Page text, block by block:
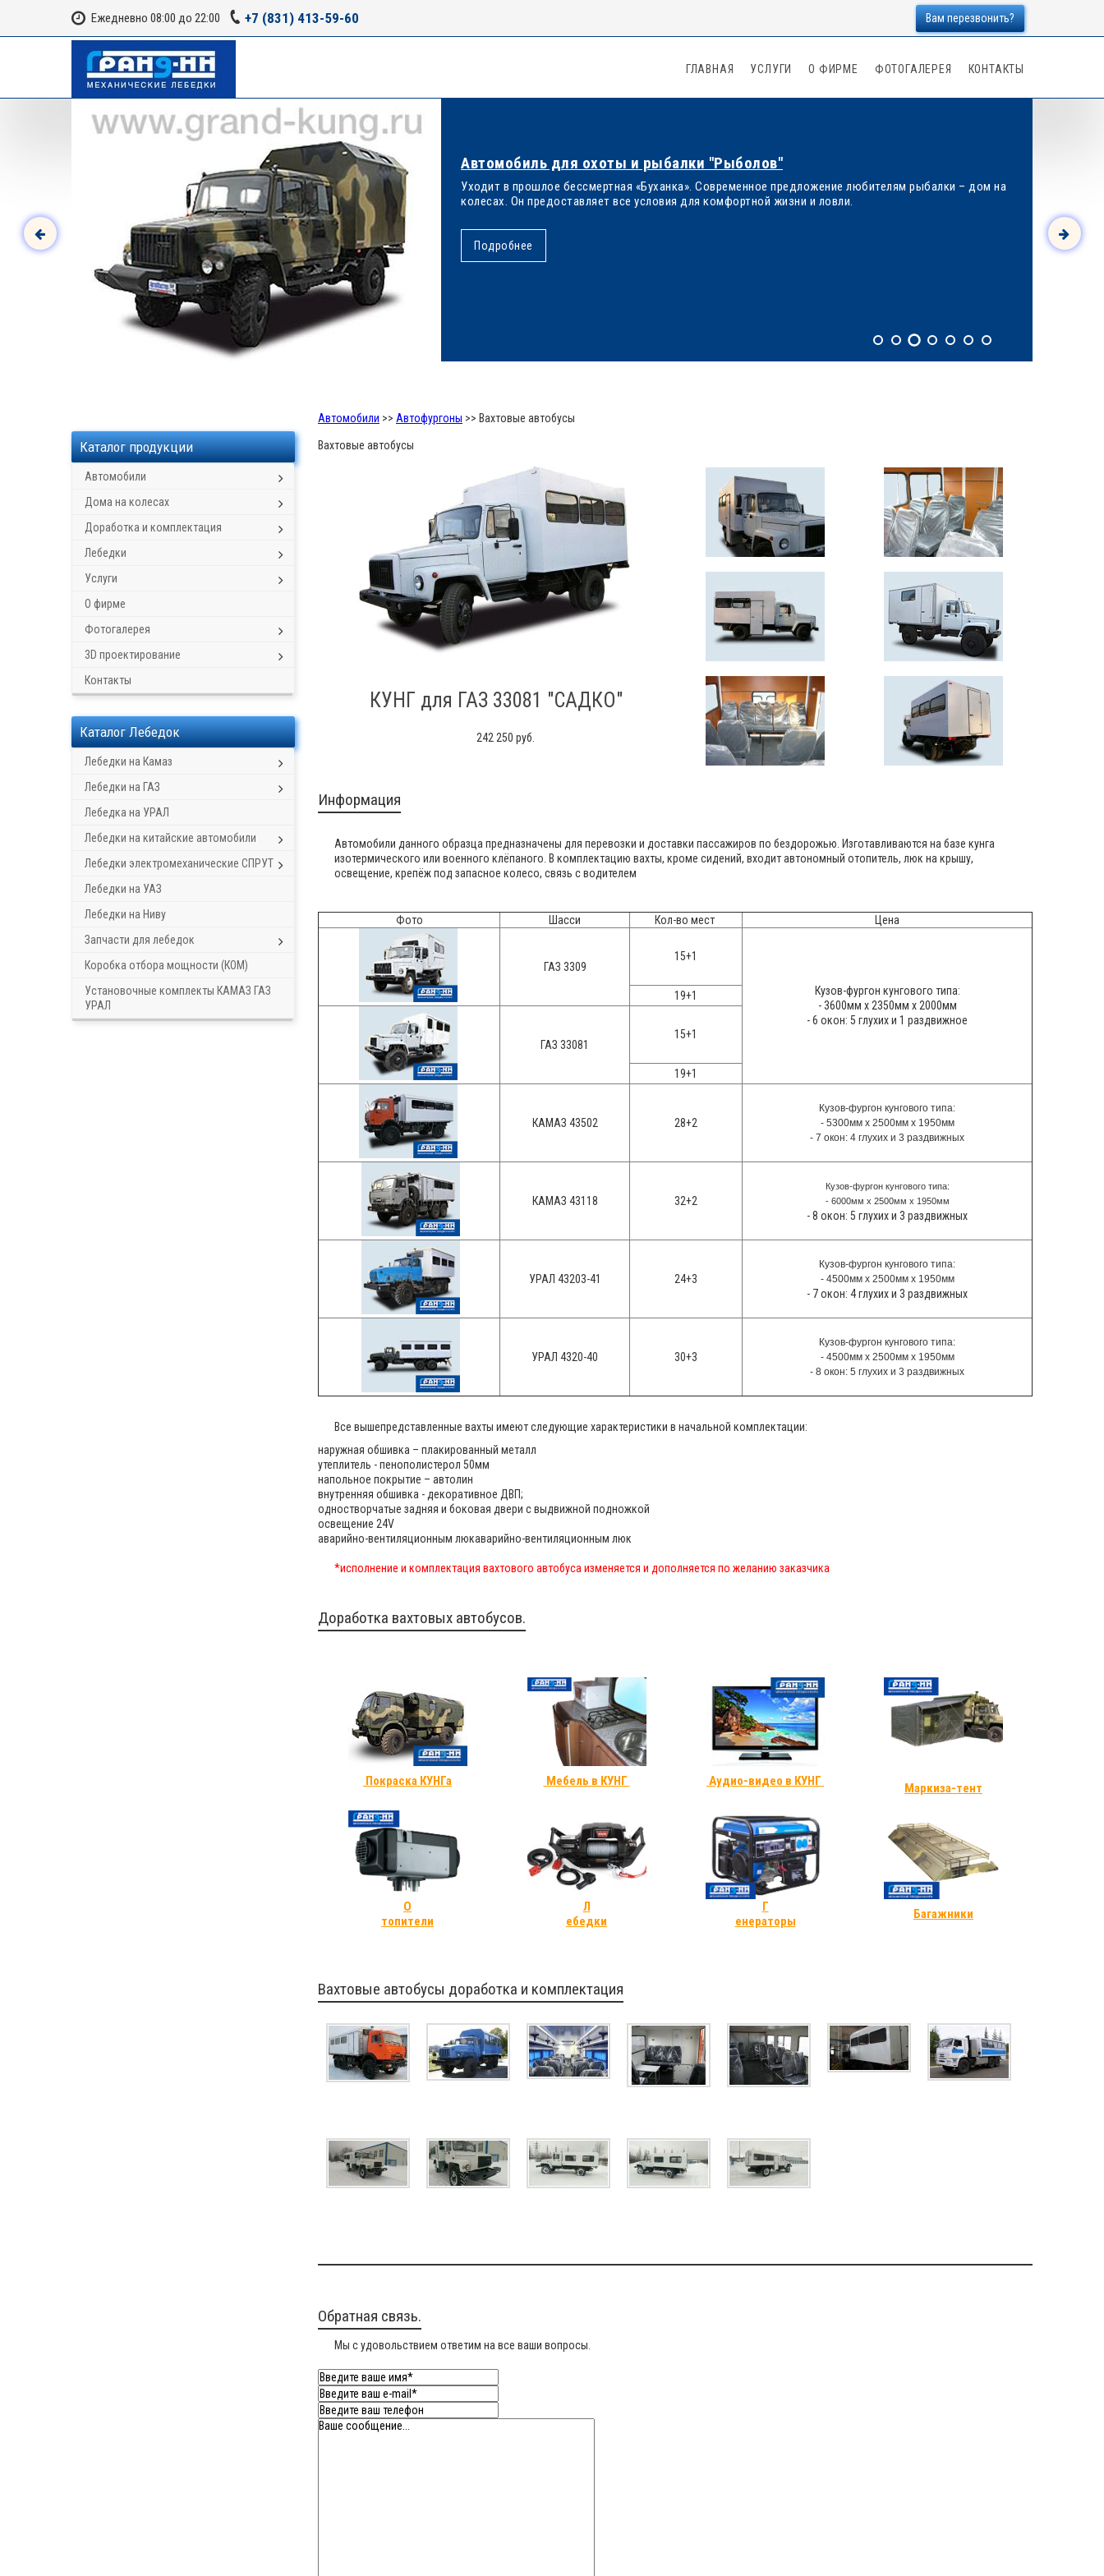
Ежедневно 08:00 до 22:00 +7 (831) 413-59-60 Вам перезвонить?
ГЛАВНАЯ УСЛУГИ О ФИРМЕ ФОТОГАЛЕРЕЯ КОНТАКТЫ
Автомобиль для охоты и рыбалки "Рыболов"
Уходит в прошлое бессмертная «Буханка». Современное предложение любителям рыбалки – дом на
колесах. Он предоставляет все условия для комфортной жизни и ловли.
Подробнее
Каталог продукции
Автомобили
Дома на колесах
Доработка и комплектация
Лебедки
Услуги
О фирме
Фотогалерея
3D проектирование
Контакты
Каталог Лебедок
Лебедки на Камаз
Лебедки на ГАЗ
Лебедка на УРАЛ
Лебедки на китайские автомобили
Лебедки электромеханические СПРУТ
Лебедки на УАЗ
Лебедки на Ниву
Запчасти для лебедок
Коробка отбора мощности (КОМ)
Установочные комплекты КАМАЗ ГАЗ
УРАЛ
Автомобили >> Автофургоны >> Вахтовые автобусы
Вахтовые автобусы
КУНГ для ГАЗ 33081 "САДКО"
242 250 руб.
Информация
Автомобили данного образца предназначены для перевозки и доставки пассажиров по бездорожью. Изготавливаются на базе кунга
изотермического или военного клёпаного. В комплектацию вахты, кроме сидений, входит автономный отопитель, люк на крышу,
освещение, крепёж под запасное колесо, связь с водителем
Фото Шасси Кол-во мест Цена
ГАЗ 3309
15+1
Кузов-фургон кунгового типа:
- 3600мм х 2350мм х 2000мм
- 6 окон: 5 глухих и 1 раздвижное
19+1
ГАЗ 33081
15+1
19+1
КАМАЗ 43502 28+2
Кузов-фургон кунгового типа:
- 5300мм х 2500мм х 1950мм
- 7 окон: 4 глухих и 3 раздвижных
КАМАЗ 43118 32+2
Кузов-фургон кунгового типа:
- 6000мм х 2500мм х 1950мм
- 8 окон: 5 глухих и 3 раздвижных
УРАЛ 43203-41 24+3
Кузов-фургон кунгового типа:
- 4500мм х 2500мм х 1950мм
- 7 окон: 4 глухих и 3 раздвижных
УРАЛ 4320-40 30+3
Кузов-фургон кунгового типа:
- 4500мм х 2500мм х 1950мм
- 8 окон: 5 глухих и 3 раздвижных
Все вышепредставленные вахты имеют следующие характеристики в начальной комплектации:
наружная обшивка – плакированный металл
утеплитель - пенополистерол 50мм
напольное покрытие – автолин
внутренняя обшивка - декоративное ДВП;
одностворчатые задняя и боковая двери с выдвижной подножкой
освещение 24V
аварийно-вентиляционным люкаварийно-вентиляционным люк
*исполнение и комплектация вахтового автобуса изменяется и дополняется по желанию заказчика
Доработка вахтовых автобусов.
Покраска КУНГа Мебель в КУНГ Аудио-видео в КУНГ Маркиза-тент
О
топители
Л
ебедки
Г
енераторы
Багажники
Вахтовые автобусы доработка и комплектация
Обратная связь.
Мы с удовольствием ответим на все ваши вопросы.